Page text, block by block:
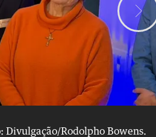
Divulgação/Rodolpho Bowens.